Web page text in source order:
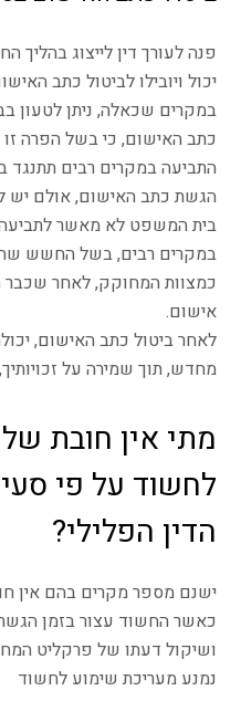
פנה לעורך דין לייצוג
יכול ויובילו לביטול כתב
במקרים שכאלה, ניתן לטעון
כתב האישום, כי בשל הפרה
התביעה במקרים רבים תתנגד
הגשת כתב האישום, אולם יש
בית המשפט לא מאשר
במקרים רבים, בשל החשש
כמצוות המחוקק, לאחר
אישום.
לאחר ביטול כתב האישום,
מחדש, תוך שמירה על
מתי אין חובת
הדין הפלילי?
ישנם מספר מקרים בהם אין
כאשר החשוד עצור בזמן
ושיקול דעתו של פרקליט
נמנע מעריכת שימוע לחשוד